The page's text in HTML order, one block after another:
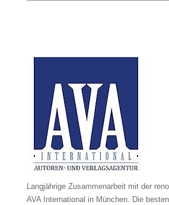
Langjährige Zusammenarbeit mit der
AVA International in München. Die